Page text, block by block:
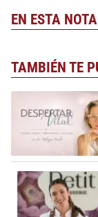
EN ESTA NOTA
TAMBIÉN TE